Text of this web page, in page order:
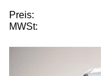
Preis:
MWSt: